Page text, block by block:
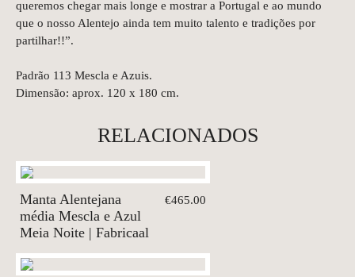
queremos chegar mais longe e mostrar a Portugal e ao mundo
que o nosso Alentejo ainda tem muito talento e tradições por
partilhar!!”.
Padrão 113 Mescla e Azuis.
Dimensão: aprox. 120 x 180 cm.
RELACIONADOS
Manta Alentejana
média Mescla e Azul
Meia Noite | Fabricaal
€465.00